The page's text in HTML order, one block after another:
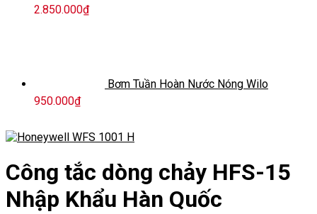
2.850.000₫
Bơm Tuần Hoàn Nước Nóng Wilo
950.000₫
Công tắc dòng chảy HFS-15
Nhập Khẩu Hàn Quốc